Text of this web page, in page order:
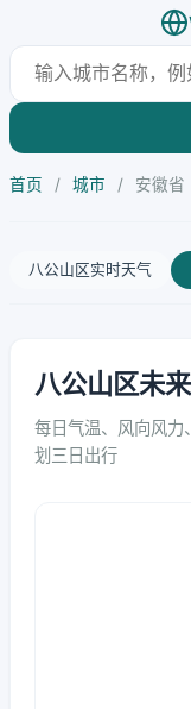
首页 / 城市 / 安徽省
八公山区实时天气
八公山区未
每日气温、风向风力
划三日出行